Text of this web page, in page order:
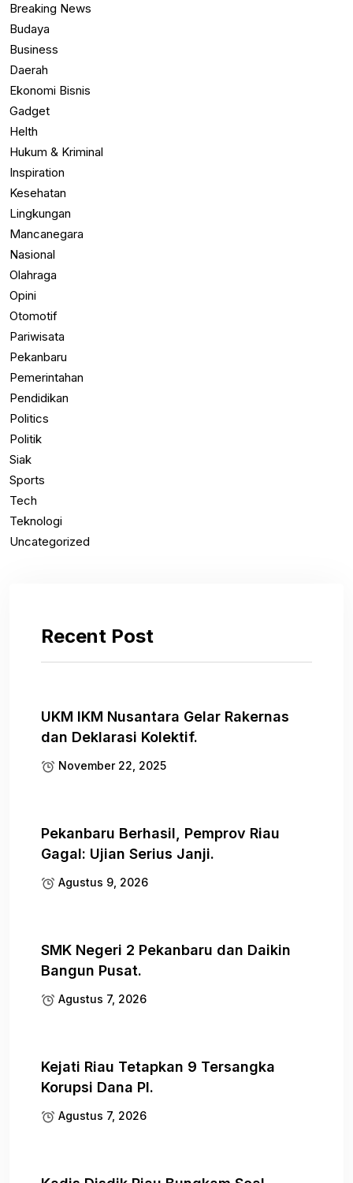
Breaking News
Budaya
Business
Daerah
Ekonomi Bisnis
Gadget
Helth
Hukum & Kriminal
Inspiration
Kesehatan
Lingkungan
Mancanegara
Nasional
Olahraga
Opini
Otomotif
Pariwisata
Pekanbaru
Pemerintahan
Pendidikan
Politics
Politik
Siak
Sports
Tech
Teknologi
Uncategorized
Recent Post
UKM IKM Nusantara Gelar Rakernas
dan Deklarasi Kolektif.
November 22, 2025
Pekanbaru Berhasil, Pemprov Riau
Gagal: Ujian Serius Janji.
Agustus 9, 2026
SMK Negeri 2 Pekanbaru dan Daikin
Bangun Pusat.
Agustus 7, 2026
Kejati Riau Tetapkan 9 Tersangka
Korupsi Dana PI.
Agustus 7, 2026